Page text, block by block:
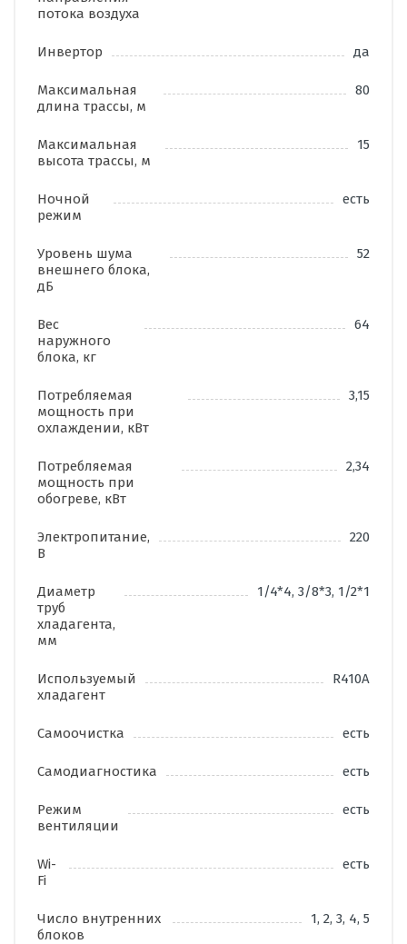
потока воздуха
Инвертор да
Максимальная
длина трассы, м
80
Максимальная
высота трассы, м
15
Ночной
режим
есть
Уровень шума
внешнего блока,
дБ
52
Вес
наружного
блока, кг
64
Потребляемая
мощность при
охлаждении, кВт
3,15
Потребляемая
мощность при
обогреве, кВт
2,34
Электропитание,
В
220
Диаметр
труб
хладагента,
мм
1/4*4, 3/8*3, 1/2*1
Используемый
хладагент
R410A
Самоочистка есть
Самодиагностика есть
Режим
вентиляции
есть
Wi-
Fi
есть
Число внутренних
блоков
1, 2, 3, 4, 5